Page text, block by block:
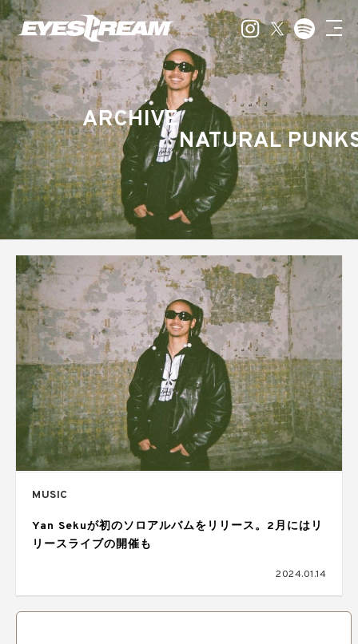
ARCHIVE
NATURAL
MUSIC
Yan Sekuが初のソロアルバムをリリース。2月にはリ
リースライブの開催も
2024.01.14